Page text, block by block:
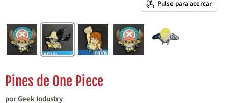
Pulse para acercar
Pines de One Piece
porGeek Industry